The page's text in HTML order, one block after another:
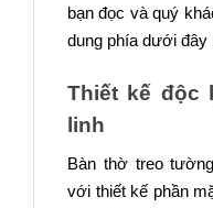
bạn đọc và quý
dung phía dưới đây
Thiết kế độc
linh
Bàn thờ treo
với thiết kế phần